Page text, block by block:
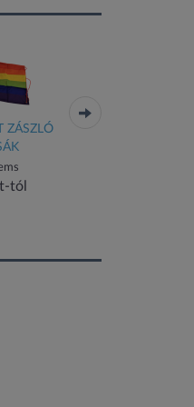
SECRETPLAY - PÁROS